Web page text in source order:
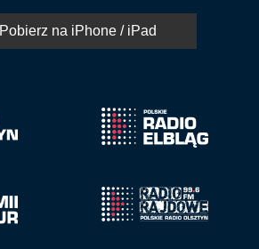
Pobierz na iPhone / iPad